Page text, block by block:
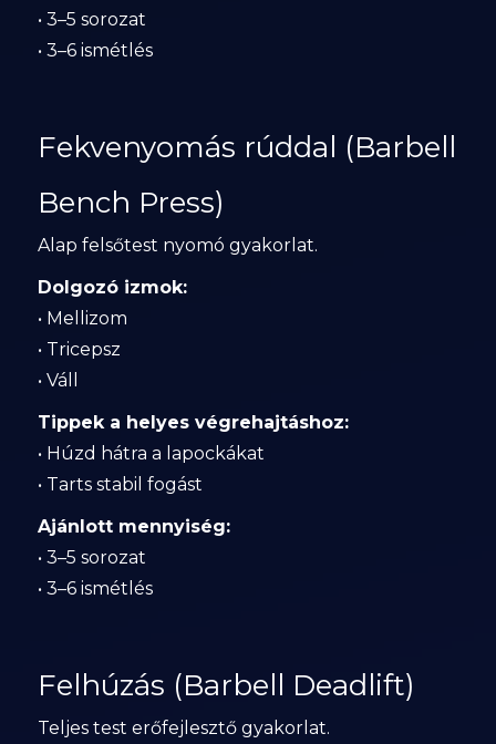
• 3–5 sorozat
• 3–6 ismétlés
Fekvenyomás rúddal (Barbell
Bench Press)
Alap felsőtest nyomó gyakorlat.
Dolgozó izmok:
• Mellizom
• Tricepsz
• Váll
Tippek a helyes végrehajtáshoz:
• Húzd hátra a lapockákat
• Tarts stabil fogást
Ajánlott mennyiség:
• 3–5 sorozat
• 3–6 ismétlés
Felhúzás (Barbell Deadlift)
Teljes test erőfejlesztő gyakorlat.